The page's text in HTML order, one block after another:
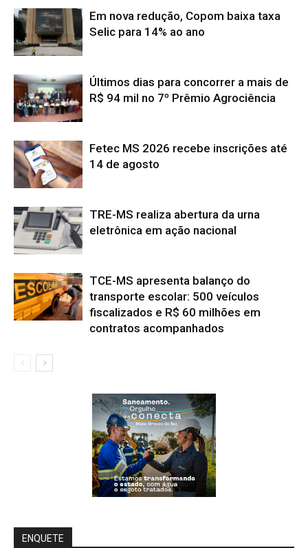
Em nova redução, Copom baixa taxa
Selic para 14% ao ano
Últimos dias para concorrer a mais de
R$ 94 mil no 7º Prêmio Agrociência
Fetec MS 2026 recebe inscrições até
14 de agosto
TRE-MS realiza abertura da urna
eletrônica em ação nacional
TCE-MS apresenta balanço do
transporte escolar: 500 veículos
fiscalizados e R$ 60 milhões em
contratos acompanhados
ENQUETE